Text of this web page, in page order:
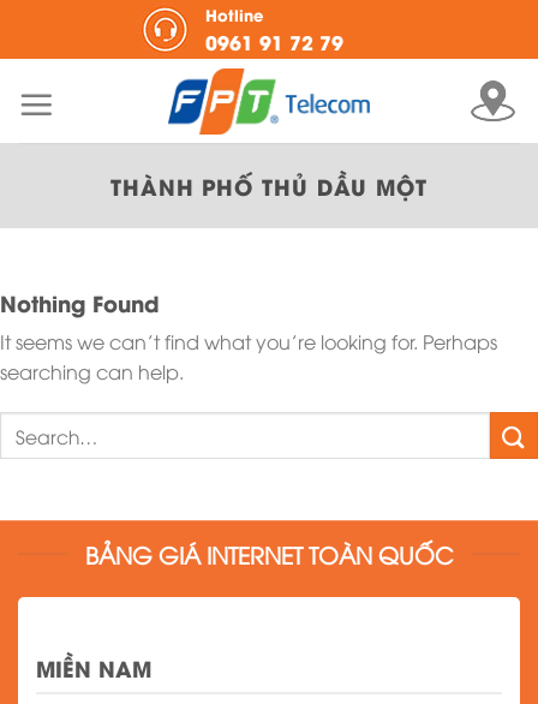
Hotline
0961 91 72 79
THÀNH PHỐ THỦ DẦU MỘT
Nothing Found
It seems we can’t find what you’re looking for. Perhaps
searching can help.
BẢNG GIÁ INTERNET TOÀN QUỐC
MIỀN NAM